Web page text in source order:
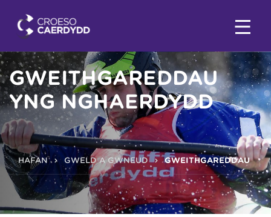
GWEITHGAREDDAU
YNG NGHAERDYDD
HAFAN GWELD A GWNEUD GWEITHGAREDDAU